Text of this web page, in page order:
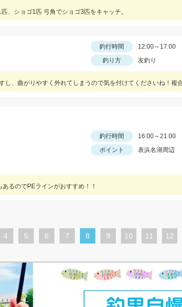
、ショゴ1匹 弓角でショゴ3匹をキャッチ。
釣行時間
12:00～17:00
釣り方 友釣り
釣行時間
16:00～21:00
ポイント
表浜名湖周辺
るのでPEラインがおすすめ！！
ペ
ジ
4
ペ
ジ
5
ペ
6
ペ
7
カ
ト
8
ペ
9
ペ
10
ペ
11
ペ
12